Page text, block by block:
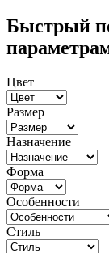
Быстрый
Цвет
Размер
Назначение
Форма
Особенности
Стиль